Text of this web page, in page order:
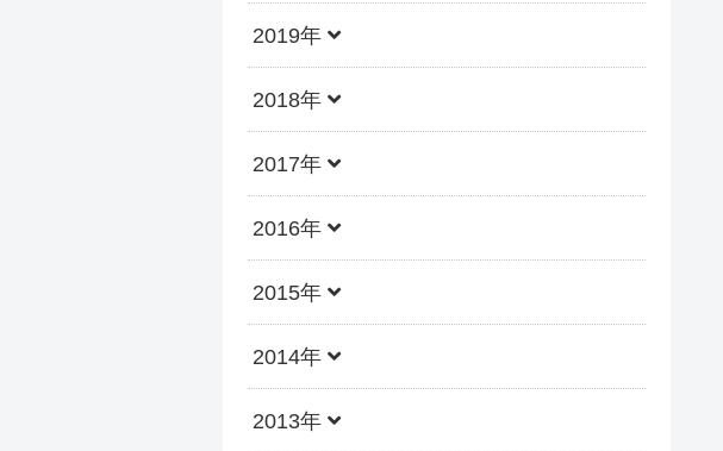
2019年
2018年
2017年
2016年
2015年
2014年
2013年